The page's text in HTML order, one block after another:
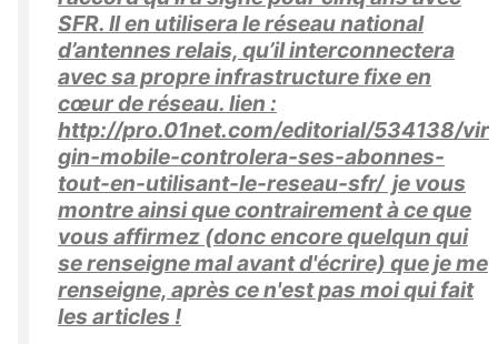
SFR. Il en utilisera le réseau national
d’antennes relais, qu’il interconnectera
avec sa propre infrastructure fixe en
cœur de réseau. lien :
http://pro.01net.com/editorial/534138/vir
gin-mobile-controlera-ses-abonnes-
tout-en-utilisant-le-reseau-sfr/ je vous
montre ainsi que contrairement à ce que
vous affirmez (donc encore quelqun qui
se renseigne mal avant d'écrire) que je me
renseigne, après ce n'est pas moi qui fait
les articles !